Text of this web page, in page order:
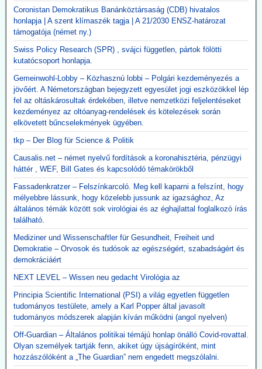
Coronistan Demokratikus Banánköztársaság (CDB) hivatalos
honlapja | A szent klímaszék tagja | A 21/2030 ENSZ-határozat
támogatója (német ny.)
Swiss Policy Research (SPR) , svájci független, pártok fölötti
kutatócsoport honlapja.
Gemeinwohl-Lobby – Közhasznú lobbi – Polgári kezdeményezés a
jövőért. A Németországban bejegyzett egyesület jogi eszközökkel lép
fel az oltáskárosultak érdekében, illetve nemzetközi feljelentéseket
kezdeményez az oltóanyag-rendelések és kötelezések során
elkövetett bűncselekmények ügyében.
tkp – Der Blog für Science & Politik
Causalis.net – német nyelvű fordítások a koronahisztéria, pénzügyi
háttér , WEF, Bill Gates és kapcsolódó témakörökből
Fassadenkratzer – Felszínkarcoló. Meg kell kaparni a felszínt, hogy
mélyebbre lássunk, hogy közelebb jussunk az igazsághoz, Az
általános témák között sok virológiai és az éghajlattal foglalkozó írás
található.
Mediziner und Wissenschaftler für Gesundheit, Freiheit und
Demokratie – Orvosok és tudósok az egészségért, szabadságért és
demokráciáért
NEXT LEVEL – Wissen neu gedacht Virológia az
Principia Scientific International (PSI) a világ egyetlen független
tudományos testülete, amely a Karl Popper által javasolt
tudományos módszerek alapján kíván működni (angol nyelven)
Off-Guardian – Általános politikai témájú honlap önálló Covid-rovattal.
Olyan személyek tartják fenn, akiket úgy újságíróként, mint
hozzászólóként a „The Guardian” nem engedett megszólalni.